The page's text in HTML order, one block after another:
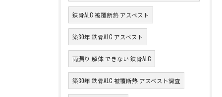
鉄骨ALC 被覆断熱 アスベスト
築30年 鉄骨ALC アスベスト
雨漏り 解体 できない 鉄骨ALC
築30年 鉄骨ALC 被覆断熱 アスベスト調査